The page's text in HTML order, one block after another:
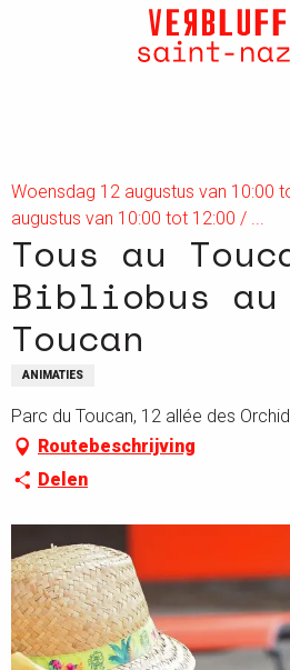
Woensdag 12 augustus van 10:00
augustus van 10:00 tot 12:00 / ...
Tous au
Bibliobus
Toucan
ANIMATIES
Parc du Toucan, 12 allée des
Routebeschrijving
Delen